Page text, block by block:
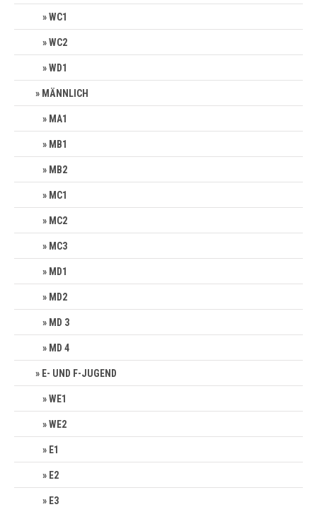
WC1
WC2
WD1
MÄNNLICH
MA1
MB1
MB2
MC1
MC2
MC3
MD1
MD2
MD 3
MD 4
E- UND F-JUGEND
WE1
WE2
E1
E2
E3